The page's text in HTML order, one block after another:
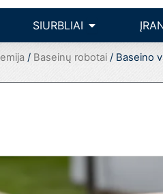
filtraiSIURBLIAI Open siurbliai
/ Baseinų robotai / Baseino